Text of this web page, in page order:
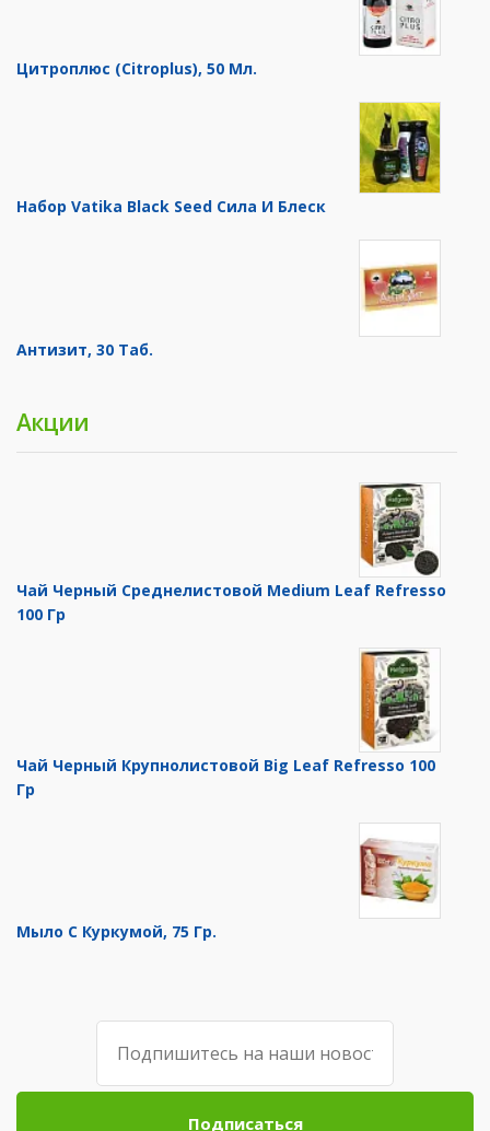
Цитроплюс (Citroplus), 50 Мл.
Набор Vatika Black Seed Сила И Блеск
Антизит, 30 Таб.
Акции
Чай Черный Среднелистовой Medium Leaf Refresso
100 Гр
Чай Черный Крупнолистовой Big Leaf Refresso 100
Гр
Мыло С Куркумой, 75 Гр.
Подписаться